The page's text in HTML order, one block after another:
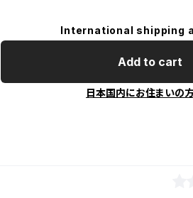
International shipping
Add to cart
日本国内にお住まいの